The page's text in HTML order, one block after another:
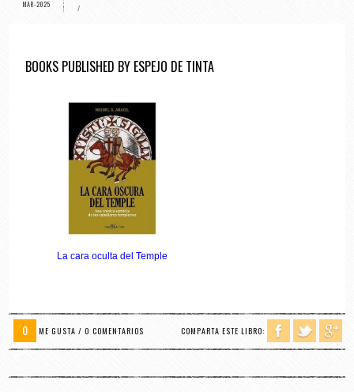
MAR-2025 /
BOOKS PUBLISHED BY ESPEJO DE TINTA
La cara oculta del Temple
0 ME GUSTA / 0 COMENTARIOS COMPARTA ESTE LIBRO: